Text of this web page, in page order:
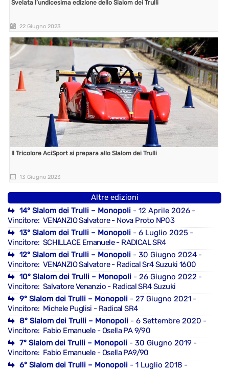
Svelata l’undicesima edizione dello Slalom dei Trulli
22 Giugno 2023
Il Tricolore AciSport si prepara allo Slalom dei Trulli
13 Giugno 2023
Altre edizioni
14° Slalom dei Trulli – Monopoli - 12 Aprile 2026 -
Vincitore: VENANZIO Salvatore - Nova Proto NP03
13° Slalom dei Trulli – Monopoli - 6 Luglio 2025 -
Vincitore: SCHILLACE Emanuele - RADICAL SR4
12° Slalom dei Trulli – Monopoli - 30 Giugno 2024 -
Vincitore: VENANZIO Salvatore - Radical Sr4 Suzuki 1600
10° Slalom dei Trulli – Monopoli - 26 Giugno 2022 -
Vincitore: Salvatore Venanzio - Radical SR4 Suzuki
9° Slalom dei Trulli – Monopoli - 27 Giugno 2021 -
Vincitore: Michele Puglisi - Radical SR4
8° Slalom dei Trulli – Monopoli - 6 Settembre 2020 -
Vincitore: Fabio Emanuele - Osella PA 9/90
7° Slalom dei Trulli – Monopoli - 30 Giugno 2019 -
Vincitore: Fabio Emanuele - Osella PA9/90
6° Slalom dei Trulli – Monopoli - 1 Luglio 2018 -